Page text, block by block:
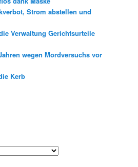
Strom abstellen und
Verwaltung Gerichtsurteile
wegen Mordversuchs vor
Kerb